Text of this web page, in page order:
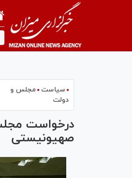
سیاست
مجلس و
دولت
صهیونیستی